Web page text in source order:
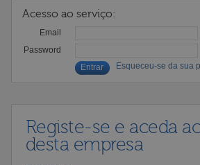
Acesso ao serviço:
Email
Password
Esqueceu-se da sua
Registe-se e aceda
desta empresa